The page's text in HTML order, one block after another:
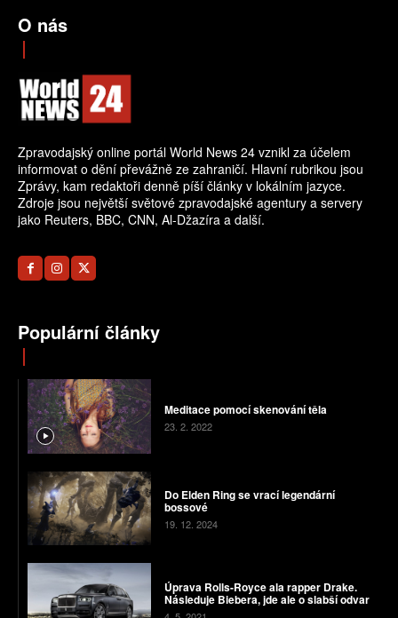
O nás
Zpravodajský online portál World News 24 vznikl za účelem
informovat o dění převážně ze zahraničí. Hlavní rubrikou jsou
Zprávy, kam redaktoři denně píší články v lokálním jazyce.
Zdroje jsou největší světové zpravodajské agentury a servery
jako Reuters, BBC, CNN, Al-Džazíra a další.
Populární články
Meditace pomocí skenování těla
23. 2. 2022
Do Elden Ring se vrací legendární
bossové
19. 12. 2024
Úprava Rolls-Royce ala rapper Drake.
Následuje Biebera, jde ale o slabší odvar